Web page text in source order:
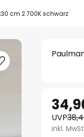
cm 2.700K schwarz
UVP
inkl.